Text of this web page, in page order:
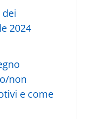
dei
2024